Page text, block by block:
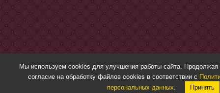
Мы используем cookies для улучшения работы сайта. Продолжая
согласие на обработку файлов cookies в соответствии с
персональных данных. Принять